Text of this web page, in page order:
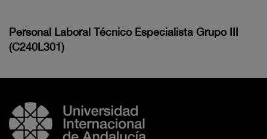
Personal Laboral Técnico Especialista Grupo III
(C240L301)